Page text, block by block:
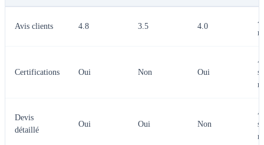
Avis clients 4.8 3.5 4.0
Certifications Oui Non Oui
Devis
détaillé
Oui Oui Non